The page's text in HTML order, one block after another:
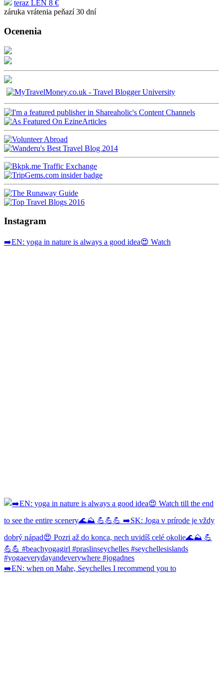
teraz LEN 8 €
záruka vrátenia peňazí 30 dní
Ocenenia
Instagram
➡️EN: yoga in nature is always a good idea😍 Watch
➡️EN: when on Mahe, Seychelles I recommend you to